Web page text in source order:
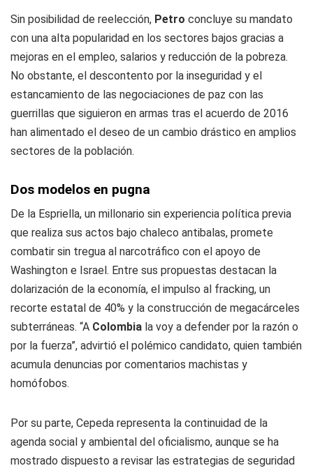
Sin posibilidad de reelección, Petro concluye su mandato
con una alta popularidad en los sectores bajos gracias a
mejoras en el empleo, salarios y reducción de la pobreza.
No obstante, el descontento por la inseguridad y el
estancamiento de las negociaciones de paz con las
guerrillas que siguieron en armas tras el acuerdo de 2016
han alimentado el deseo de un cambio drástico en amplios
sectores de la población.
Dos modelos en pugna
De la Espriella, un millonario sin experiencia política previa
que realiza sus actos bajo chaleco antibalas, promete
combatir sin tregua al narcotráfico con el apoyo de
Washington e Israel. Entre sus propuestas destacan la
dolarización de la economía, el impulso al fracking, un
recorte estatal de 40% y la construcción de megacárceles
subterráneas. “A Colombia la voy a defender por la razón o
por la fuerza”, advirtió el polémico candidato, quien también
acumula denuncias por comentarios machistas y
homófobos.
Por su parte, Cepeda representa la continuidad de la
agenda social y ambiental del oficialismo, aunque se ha
mostrado dispuesto a revisar las estrategias de seguridad